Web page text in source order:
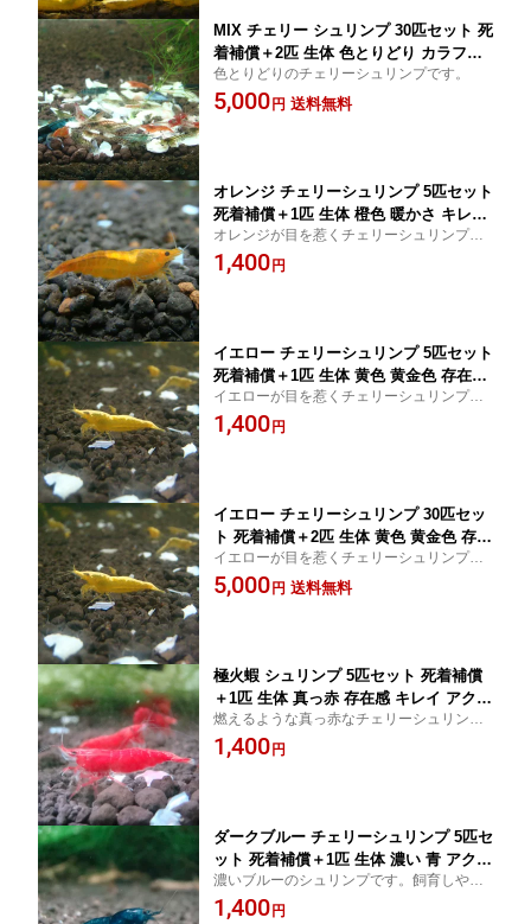
MIX チェリー シュリンプ 30匹セット 死
着補償＋2匹 生体 色とりどり カラフル
アクアリウム 水草 エビ
色とりどりのチェリーシュリンプです。
5,000 円 送料無料
オレンジ チェリーシュリンプ 5匹セット
死着補償＋1匹 生体 橙色 暖かさ キレイ
アクアリウム 水草 エビ
オレンジが目を惹くチェリーシュリンプで
す。飼育しやすいシュリンプです。
1,400 円
イエロー チェリーシュリンプ 5匹セット
死着補償＋1匹 生体 黄色 黄金色 存在感
アクアリウム 水草 エビ
イエローが目を惹くチェリーシュリンプで
す。飼育しやすいシュリンプです。
1,400 円
イエロー チェリーシュリンプ 30匹セッ
ト 死着補償＋2匹 生体 黄色 黄金色 存在
感 アクアリウム 水草 エビ
イエローが目を惹くチェリーシュリンプで
す。飼育しやすいシュリンプです。
5,000 円 送料無料
極火蝦 シュリンプ 5匹セット 死着補償
＋1匹 生体 真っ赤 存在感 キレイ アクア
リウム 水草 エビ
燃えるような真っ赤なチェリーシュリンプ
です。
1,400 円
ダークブルー チェリーシュリンプ 5匹セ
ット 死着補償＋1匹 生体 濃い 青 アクア
リウム 水草 エビ
濃いブルーのシュリンプです。飼育しやす
いシュリンプです。
1,400 円